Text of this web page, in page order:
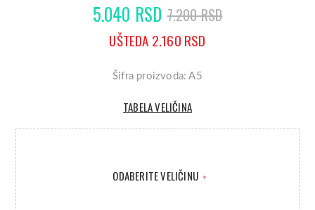
5.040 RSD 7.200 RSD
UŠTEDA 2.160 RSD
Šifra proizvoda: A5
TABELA VELIČINA
ODABERITE VELIČINU *